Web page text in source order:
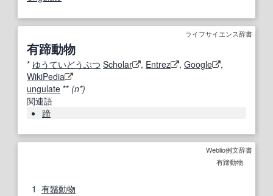
ライフサイエンス辞書
有蹄動物
* ゆうていどうぶつ Scholar , Entrez , Google
,
WikiPedia
ungulate ** (n*)
関連語
蹄
Weblio例文辞書
有蹄動物
1 有鬚動物